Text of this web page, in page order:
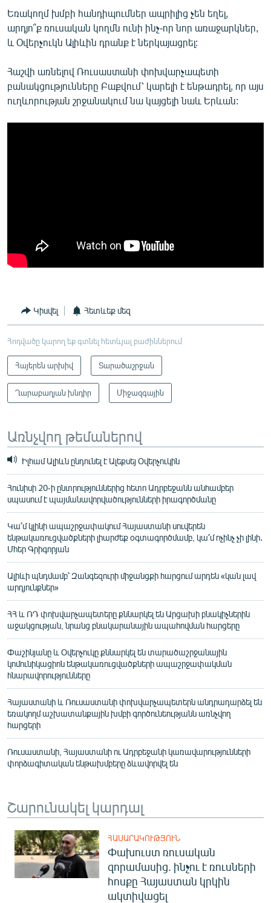
Եռակողմ խմբի հանդիպումներ ապրիլից չեն եղել,
արդյո՞ք ռուսական կողմն ունի ինչ-որ նոր առաջարկներ,
և Օվերչուկն Ալիևին դրանք է ներկայացրել:
Հաշվի առնելով Ռուսաստանի փոխվարչապետի
բանակցությունները Բաքվում՝ կարելի է ենթադրել, որ այս
ուղևորության շրջանակում նա կայցելի նաև Երևան:
Կիսվել Հետևեք մեզ
Հոդվածը կարող եք գտնել հետևյալ բաժիններում
Հայերեն արխիվ Տարածաշրջան
Ղարաբաղյան խնդիր Միջազգային
Առնչվող թեմաներով
Իլհամ Ալիևն ընդունել է Ալեքսեյ Օվերչուկին
Հունիսի 20-ի ընտրություններից հետո Ադրբեջանն անհամբեր
սպասում է պայմանավորվածությունների իրագործմանը
Կա՛մ կլինի ապաշրջափակում Հայաստանի սուվերեն
ենթակառուցվածքների լիարժեք օգտագործմամբ, կա՛մ ոչինչ չի լինի․
Մհեր Գրիգորյան
Ալիևի պնդմամբ՝ Զանգեզուրի միջանցքի հարցում արդեն «կան լավ
արդյունքներ»
ՀՀ և ՌԴ փոխվարչապետերը քննարկել են Արցախի բնակիչներին
աջակցության, նրանց բնակարանային ապահովման հարցերը
Փաշինյանը և Օվերչուկը քննարկել են տարածաշրջանային
կոմունիկացիոն ենթակառուցվածքների ապաշրջափակման
հնարավորությունները
Հայաստանի և Ռուսաստանի փոխվարչապետերն անդրադարձել են
եռակողմ աշխատանքային խմբի գործունեությանն առնչվող
հարցերի
Ռուսաստանի, Հայաստանի ու Ադրբեջանի կառավարությունների
փորձագիտական ենթախմբերը ձևավորվել են
Շարունակել կարդալ
ՀԱՍԱՐԱԿՈՒԹՅՈՒՆ
Փախուստ ռուսական
զորամասից. ինչու է ռուսների
հոսքը Հայաստան կրկին
ակտիվացել